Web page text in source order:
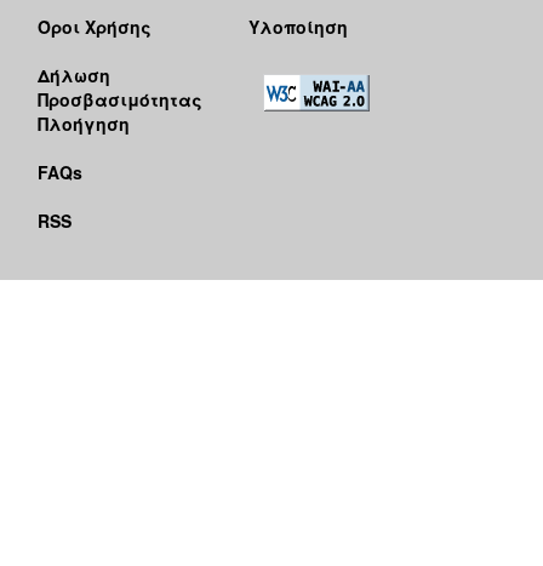
Όροι Χρήσης
Δήλωση
Προσβασιμότητας
Πλοήγηση
FAQs
RSS
Υλοποίηση